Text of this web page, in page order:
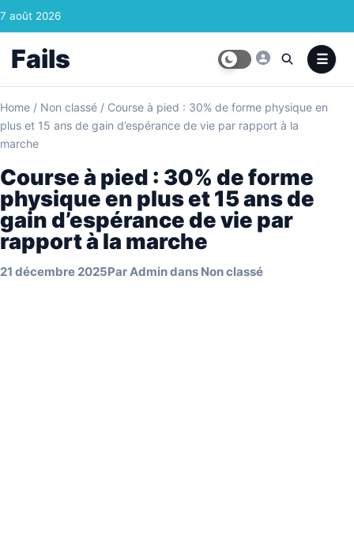
Skip to content
7 août 2026
Fails
Home / Non classé / Course à pied : 30% de forme physique en
plus et 15 ans de gain d’espérance de vie par rapport à la
marche
Course à pied : 30% de forme
physique en plus et 15 ans de
gain d’espérance de vie par
rapport à la marche
21 décembre 2025ParAdmindans Non classé